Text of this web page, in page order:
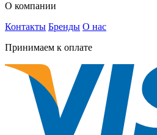
О компании
Контакты Бренды О нас
Принимаем к оплате